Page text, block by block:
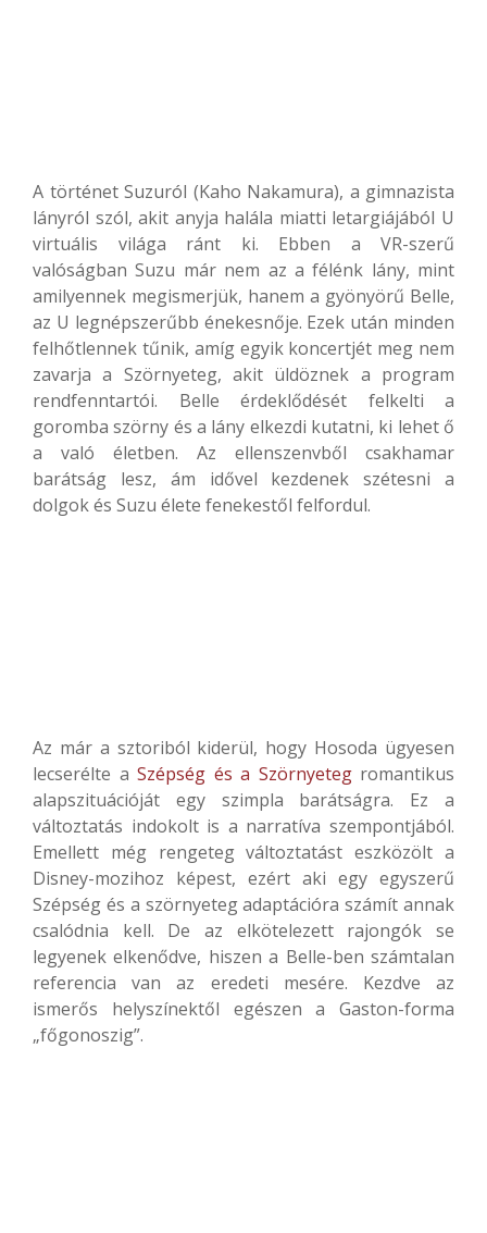
A történet Suzuról (Kaho Nakamura), a gimnazista
lányról szól, akit anyja halála miatti letargiájából U
virtuális világa ránt ki. Ebben a VR-szerű
valóságban Suzu már nem az a félénk lány, mint
amilyennek megismerjük, hanem a gyönyörű Belle,
az U legnépszerűbb énekesnője. Ezek után minden
felhőtlennek tűnik, amíg egyik koncertjét meg nem
zavarja a Szörnyeteg, akit üldöznek a program
rendfenntartói. Belle érdeklődését felkelti a
goromba szörny és a lány elkezdi kutatni, ki lehet ő
a való életben. Az ellenszenvből csakhamar
barátság lesz, ám idővel kezdenek szétesni a
dolgok és Suzu élete fenekestől felfordul.
Az már a sztoriból kiderül, hogy Hosoda ügyesen
lecserélte a Szépség és a Szörnyetegromantikus
alapszituációját egy szimpla barátságra. Ez a
változtatás indokolt is a narratíva szempontjából.
Emellett még rengeteg változtatást eszközölt a
Disney-mozihoz képest, ezért aki egy egyszerű
Szépség és a szörnyeteg adaptációra számít annak
csalódnia kell. De az elkötelezett rajongók se
legyenek elkenődve, hiszen a Belle-ben számtalan
referencia van az eredeti mesére. Kezdve az
ismerős helyszínektől egészen a Gaston-forma
„főgonoszig”.